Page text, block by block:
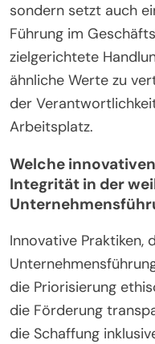
sondern setzt auch
Führung im
zielgerichtete
ähnliche Werte zu
der
Arbeitsplatz.
Welche
Integrität in der
Innovative Praktiken,
die Priorisierung
die Förderung
die Schaffung